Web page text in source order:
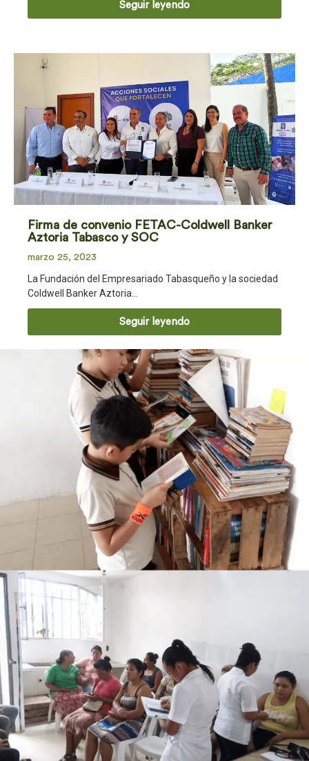
Seguir leyendo
Firma de convenio FETAC-Coldwell Banker
Aztoria Tabasco y SOC
marzo 25, 2023
La Fundación del Empresariado Tabasqueño y la sociedad
Coldwell Banker Aztoria…
Seguir leyendo